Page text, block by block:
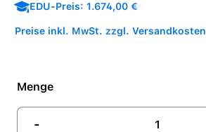
EDU-Preis: 1.674,00 €
Preise inkl. MwSt. zzgl. Versandkosten
Menge
-